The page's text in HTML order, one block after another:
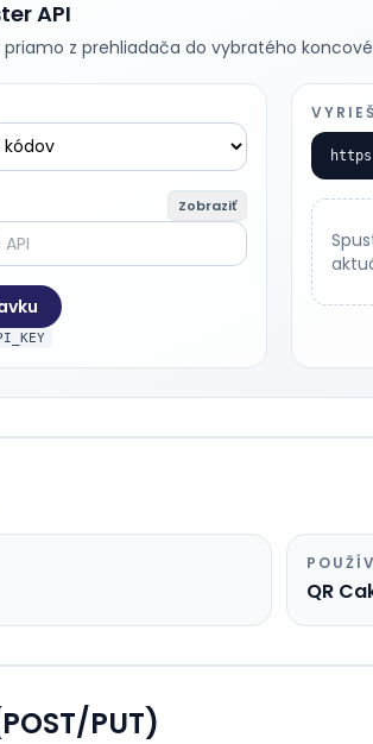
API
z prehliadača do vybratého
Zobraziť
QR
PUT)